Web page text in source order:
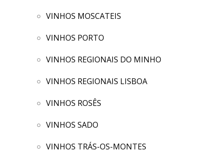
VINHOS MOSCATEIS
VINHOS PORTO
VINHOS REGIONAIS DO MINHO
VINHOS REGIONAIS LISBOA
VINHOS ROSÊS
VINHOS SADO
VINHOS TRÁS-OS-MONTES